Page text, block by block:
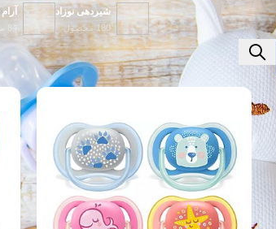
شیردهی نوزاد
180 محصول
خانه آرام کردن نوزاد/برگه 4